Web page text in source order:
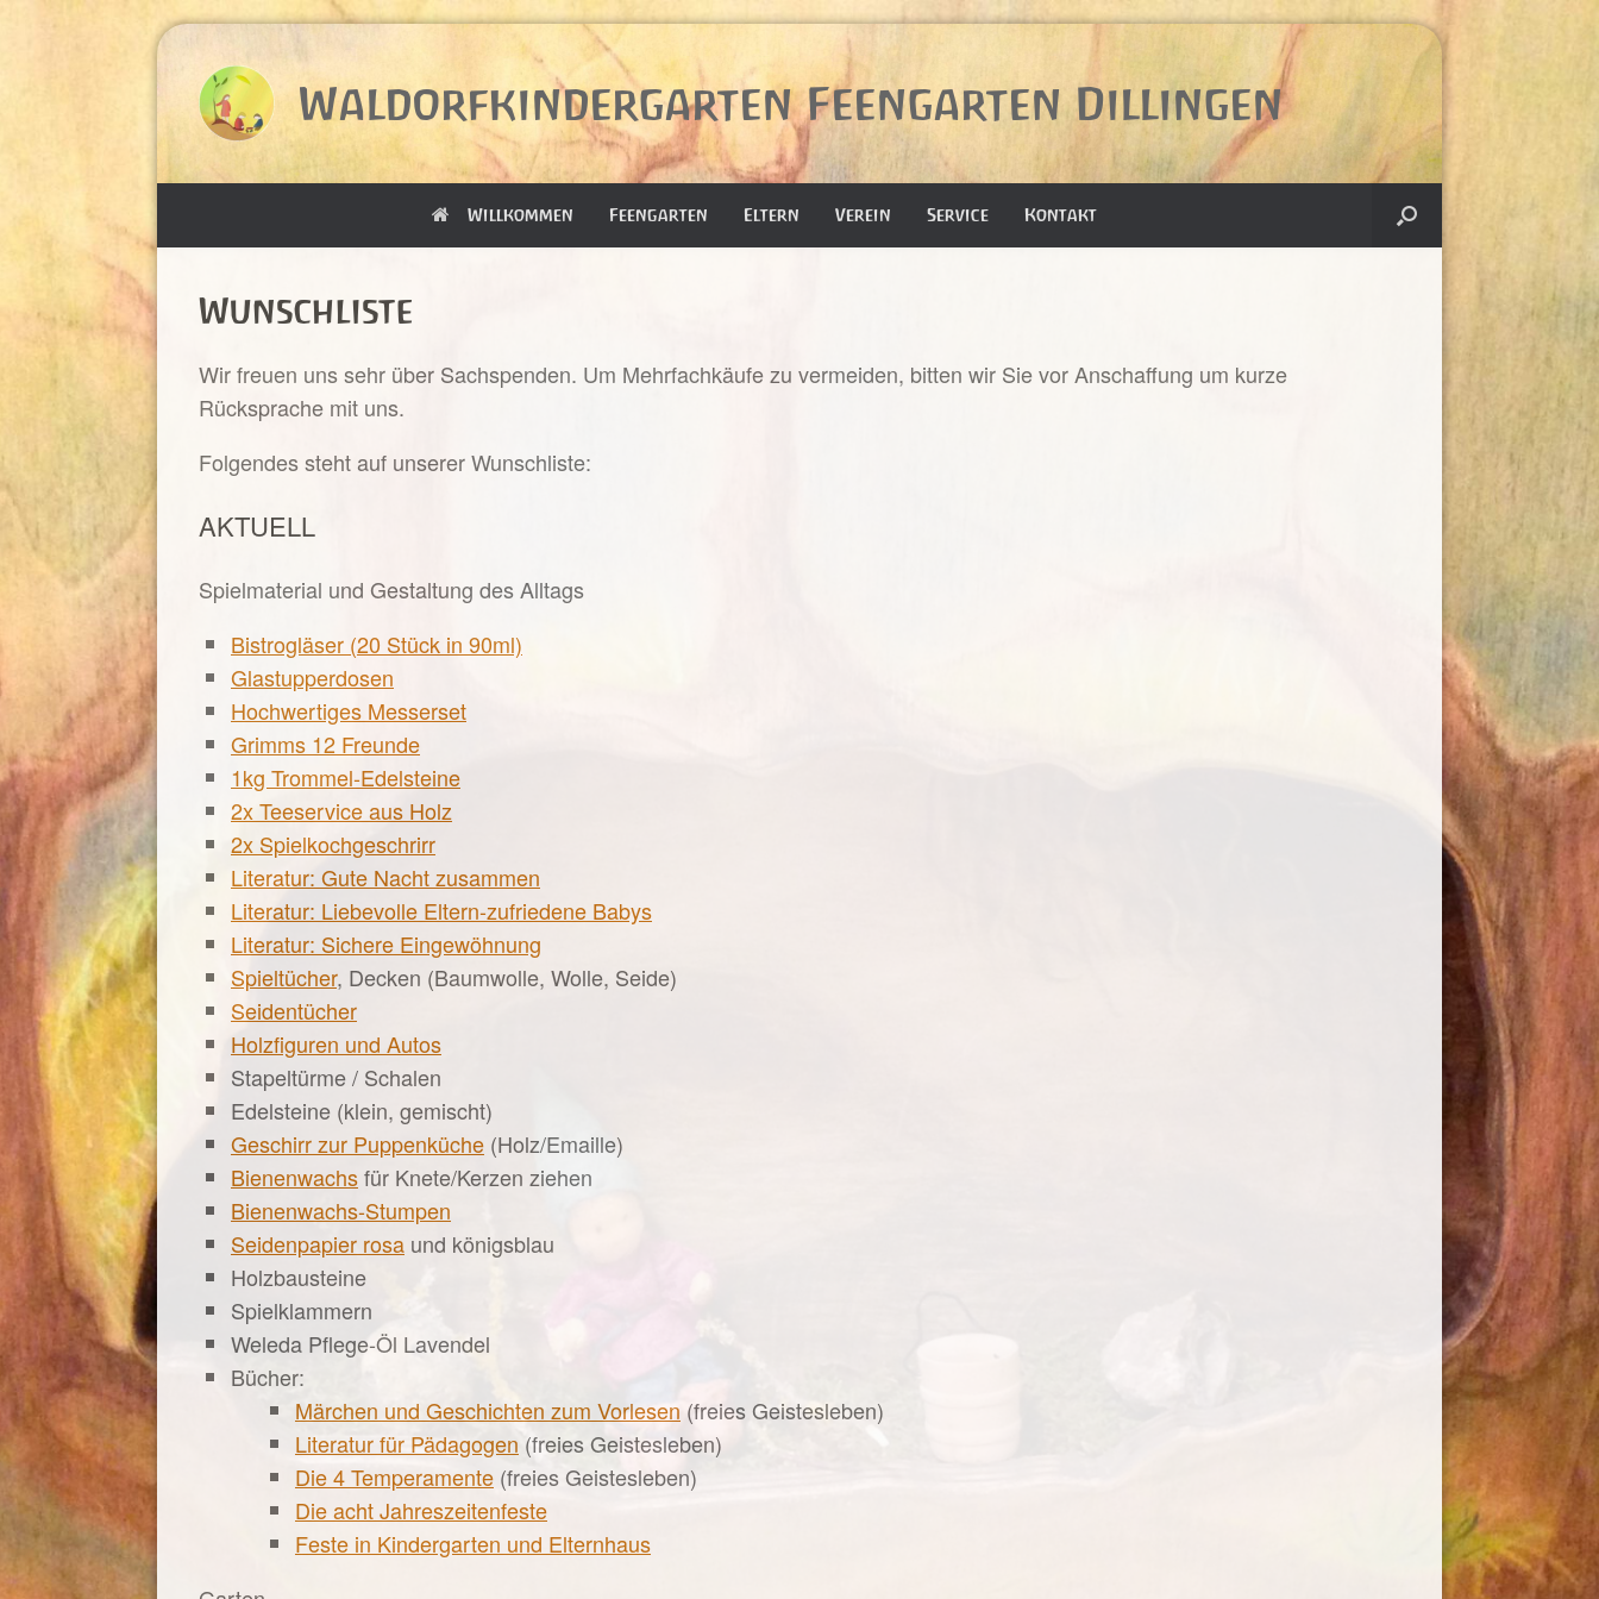
Zum
Inhalt
springen
Waldorfkindergarten Feengarten Dillingen
Willkommen Feengarten Eltern Verein Service Kontakt
Wunschliste
Wir freuen uns sehr über Sachspenden. Um Mehrfachkäufe zu vermeiden, bitten wir Sie vor Anschaffung um kurze
Rücksprache mit uns.
Folgendes steht auf unserer Wunschliste:
AKTUELL
Spielmaterial und Gestaltung des Alltags
Bistrogläser (20 Stück in 90ml)
Glastupperdosen
Hochwertiges Messerset
Grimms 12 Freunde
1kg Trommel-Edelsteine
2x Teeservice aus Holz
2x Spielkochgeschrirr
Literatur: Gute Nacht zusammen
Literatur: Liebevolle Eltern-zufriedene Babys
Literatur: Sichere Eingewöhnung
Spieltücher, Decken (Baumwolle, Wolle, Seide)
Seidentücher
Holzfiguren und Autos
Stapeltürme / Schalen
Edelsteine (klein, gemischt)
Geschirr zur Puppenküche (Holz/Emaille)
Bienenwachsfür Knete/Kerzen ziehen
Bienenwachs-Stumpen
Seidenpapier rosa und königsblau
Holzbausteine
Spielklammern
Weleda Pflege-Öl Lavendel
Bücher:
Märchen und Geschichten zum Vorlesen (freies Geistesleben)
Literatur für Pädagogen (freies Geistesleben)
Die 4 Temperamente (freies Geistesleben)
Die acht Jahreszeitenfeste
Feste in Kindergarten und Elternhaus